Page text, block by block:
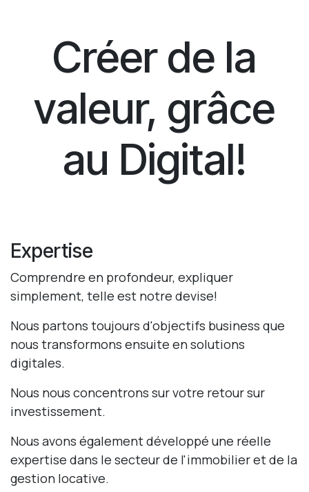
Créer de la
valeur, grâce
au Digital!
Expertise
Comprendre en profondeur, expliquer
simplement, telle est notre devise!
Nous partons toujours d'objectifs business que
nous transformons ensuite en solutions
digitales.
Nous nous concentrons sur votre retour sur
investissement.
Nous avons également développé une réelle
expertise dans le secteur de l'immobilier et de la
gestion locative.